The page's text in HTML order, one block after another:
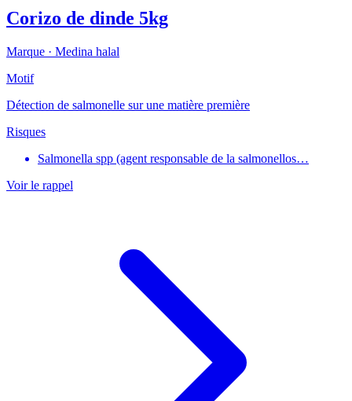
Corizo de dinde 5kg
Marque · Medina halal
Motif
Détection de salmonelle sur une matière première
Risques
Salmonella spp (agent responsable de la salmonellos…
Voir le rappel